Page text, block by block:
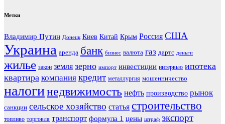
Метки
Владимир Путин Донецк Киев Китай Крым Россия США
Украина аренда банк бизнес валюта газ дартс деньги
жилье закон земля зерно импорт инвестиции интервью ипотека
квартира компания кредит металлургия мошенничество
налогинедвижимость нефть производство рынок
санкции сельское хозяйство статья строительство
топливо торговля транспорт формула 1 цены штраф экспорт